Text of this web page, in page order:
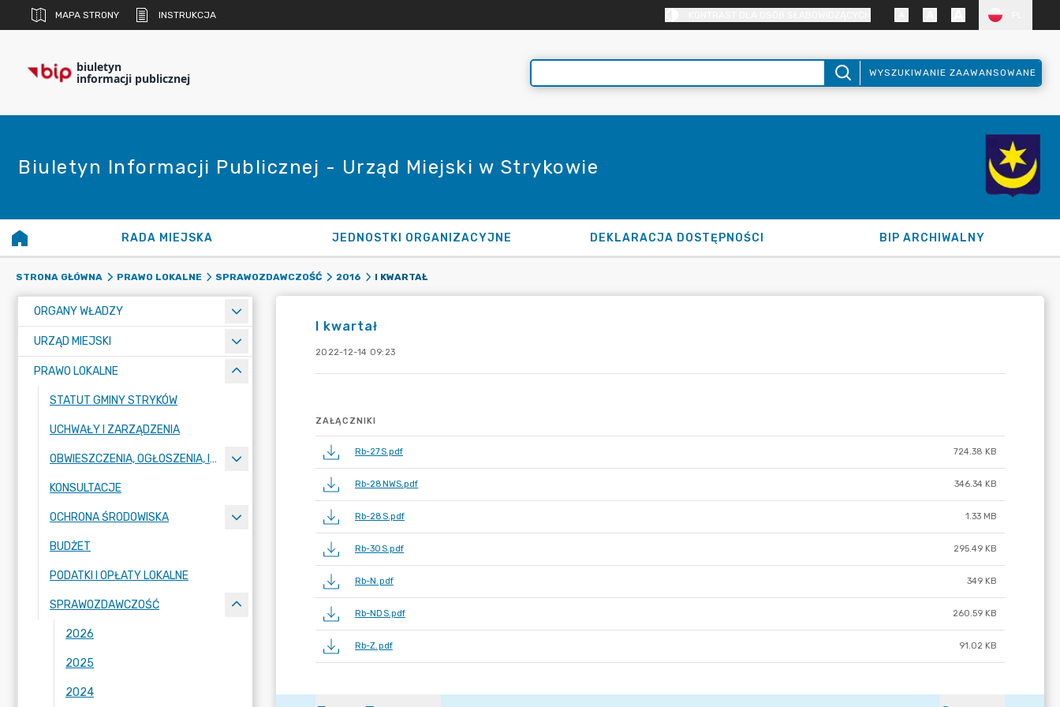
MAPA STRONY INSTRUKCJA
biuletyn
informacji publicznej WYSZUKIWANIE ZAAWANSOWANE
Biuletyn Informacji Publicznej - Urząd Miejski w Strykowie
RADA MIEJSKA JEDNOSTKI ORGANIZACYJNE DEKLARACJA DOSTĘPNOŚCI BIP ARCHIWALNY
STRONA GŁÓWNA PRAWO LOKALNE SPRAWOZDAWCZOŚĆ 2016 I KWARTAŁ
ORGANY WŁADZY
URZĄD MIEJSKI
PRAWO LOKALNE
STATUT GMINY STRYKÓW
UCHWAŁY I ZARZĄDZENIA
OBWIESZCZENIA, OGŁOSZENIA, INFORMACJE, KOMUNIKATY
KONSULTACJE
OCHRONA ŚRODOWISKA
BUDŻET
PODATKI I OPŁATY LOKALNE
SPRAWOZDAWCZOŚĆ
2026
2025
2024
I kwartał
2022-12-14 09:23
ZAŁĄCZNIKI
Rb-27S.pdf 724.38 KB
Rb-28NWS.pdf 346.34 KB
Rb-28S.pdf 1.33 MB
Rb-30S.pdf 295.49 KB
Rb-N.pdf 349 KB
Rb-NDS.pdf 260.59 KB
Rb-Z.pdf 91.02 KB